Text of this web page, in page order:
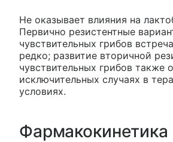
Не оказывает влияния на
Первично резистентные
чувствительных грибов
редко; развитие вторичной
чувствительных грибов также
исключительных случаях в
условиях.
Фармакокинетика